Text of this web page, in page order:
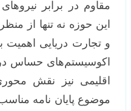
مقاوم در برابر
این حوزه نه تنها از
و تجارت دریایی اهمیت
اکوسیستم‌های حساس
اقلیمی نیز نقش
موضوع پایان نامه